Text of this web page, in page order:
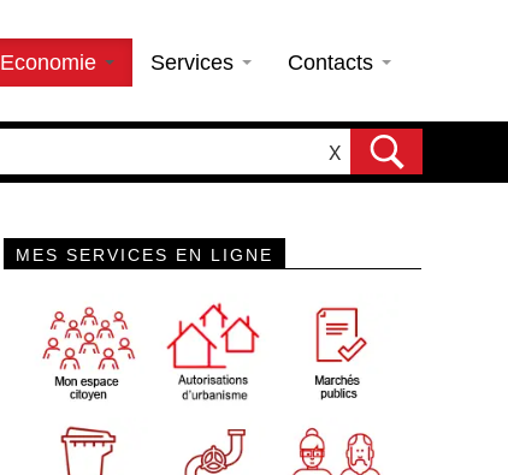
Economie Services Contacts
X
MES SERVICES EN LIGNE